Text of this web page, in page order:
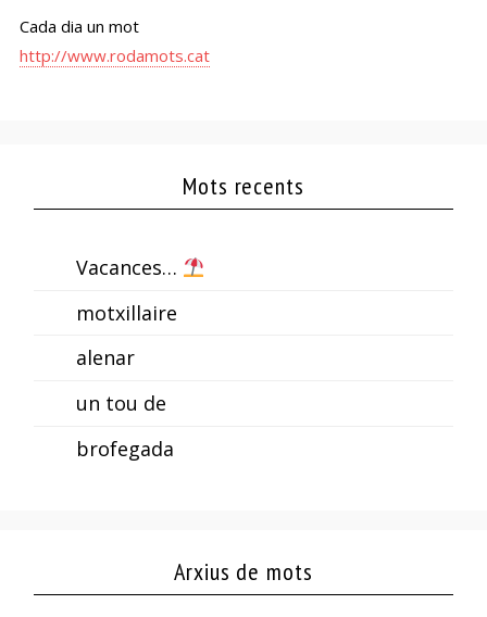
Cada dia un mot
http://www.rodamots.cat
Mots recents
Vacances…
motxillaire
alenar
un tou de
brofegada
Arxius de mots